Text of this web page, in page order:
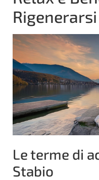
Le terme di
Stabio